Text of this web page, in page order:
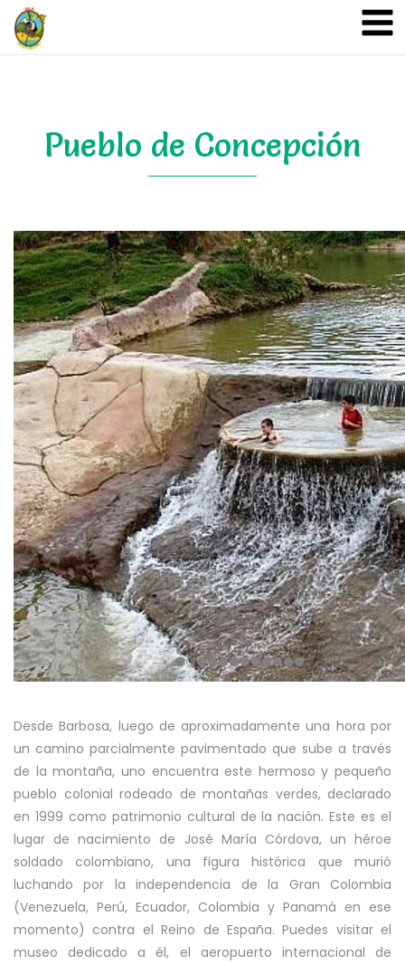
Pueblo de Concepción
Desde Barbosa, luego de aproximadamente una hora por
un camino parcialmente pavimentado que sube a través
de la montaña, uno encuentra este hermoso y pequeño
pueblo colonial rodeado de montañas verdes, declarado
en 1999 como patrimonio cultural de la nación. Este es el
lugar de nacimiento de José María Córdova, un héroe
soldado colombiano, una figura histórica que murió
luchando por la independencia de la Gran Colombia
(Venezuela, Perú, Ecuador, Colombia y Panamá en ese
momento) contra el Reino de España. Puedes visitar el
museo dedicado a él, el aeropuerto internacional de